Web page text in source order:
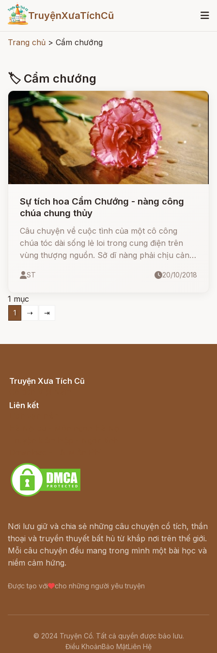
TruyệnXưaTíchCũ
Trang chủ > Cẩm chướng
🏷 Cẩm chướng
Sự tích hoa Cẩm Chướng - nàng công
chúa chung thủy
Câu chuyện về cuộc tình của một cô công
chúa tóc dài sống lẻ loi trong cung điện trên
vùng thượng nguồn. Sở dĩ nàng phải chịu cảnh
đoán của một ông lão với vua cha khi nàng vừa
hạnh.
ST 20/10/2018
1 mục
1 ⇢ ⇥
Truyện Xưa Tích Cũ
Liên kết
Nơi lưu giữ và chia sẻ những câu chuyện cổ tích, thần
thoại và truyền thuyết bất hủ từ khắp nơi trên thế giới.
Mỗi câu chuyện đều mang trong mình một bài học và
niềm cảm hứng.
Được tạo với cho những người yêu truyện
© 2024 Truyện Cổ. Tất cả quyền được bảo lưu.
Điều KhoảnBảo MậtLiên Hệ